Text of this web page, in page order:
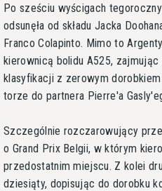
Po sześciu wyścigach
odsunęła od składu Jacka
Franco Colapinto. Mimo to
kierownicą bolidu A525,
klasyfikacji z zerowym
torze do partnera Pierre'a
Szczególnie rozczarowujący
o Grand Prix Belgii, w którym
przedostatnim miejscu. Z kolei
dziesiąty, dopisując do dorobku